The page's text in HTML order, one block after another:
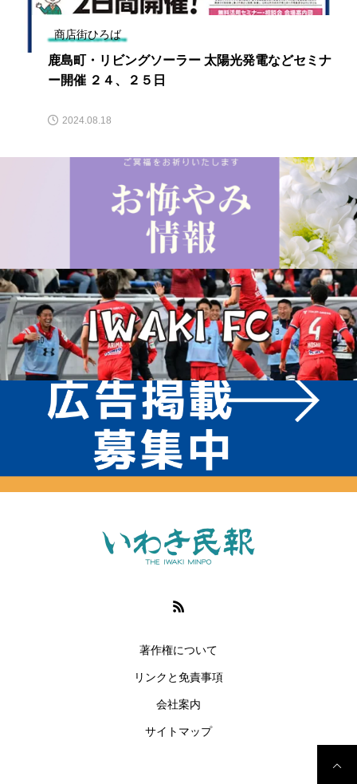
商店街ひろば
鹿島町・リビングソーラー 太陽光発電などセミナ
ー開催 ２４、２５日
2024.08.18
著作権について
リンクと免責事項
会社案内
サイトマップ